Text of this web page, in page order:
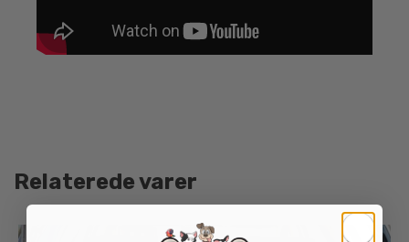
Relaterede varer